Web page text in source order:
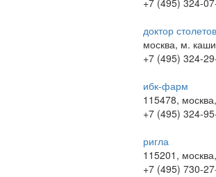
+7 (495) 324-
доктор
москва, м.
+7 (495) 324-
ибк-фарм
115478,
+7 (495) 324-
ригла
115201,
+7 (495) 730-